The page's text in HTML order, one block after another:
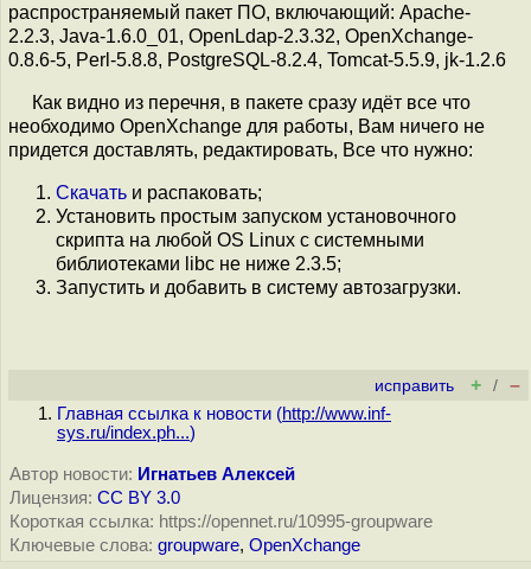
распространяемый пакет ПО, включающий: Apache-
2.2.3, Java-1.6.0_01, OpenLdap-2.3.32, OpenXchange-
0.8.6-5, Perl-5.8.8, PostgreSQL-8.2.4, Tomcat-5.5.9, jk-1.2.6
Как видно из перечня, в пакете сразу идёт все что
необходимо OpenXchange для работы, Вам ничего не
придется доставлять, редактировать, Все что нужно:
Скачать и распаковать;
Установить простым запуском установочного
скрипта на любой OS Linux с системными
библиотеками libc не ниже 2.3.5;
Запустить и добавить в систему автозагрузки.
исправить + / –
Главная ссылка к новости (http://www.inf-
sys.ru/index.ph...)
Автор новости: Игнатьев Алексей
Лицензия: CC BY 3.0
Короткая ссылка: https://opennet.ru/10995-groupware
Ключевые слова: groupware, OpenXchange